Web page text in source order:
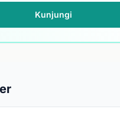
Kunjungi